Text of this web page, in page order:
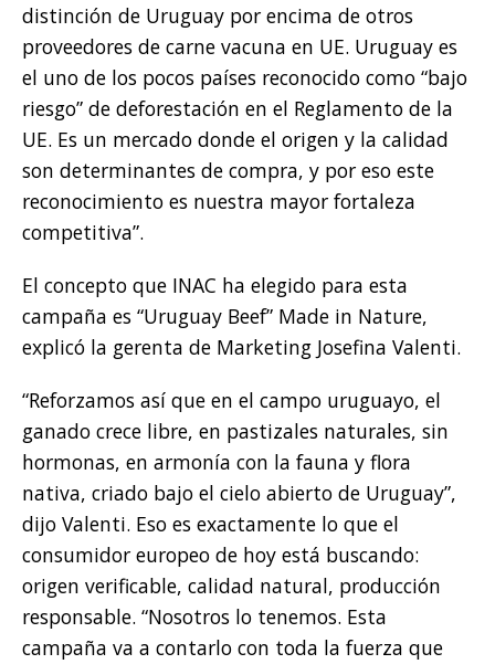
distinción de Uruguay por encima de otros
proveedores de carne vacuna en UE. Uruguay es
el uno de los pocos países reconocido como “bajo
riesgo” de deforestación en el Reglamento de la
UE. Es un mercado donde el origen y la calidad
son determinantes de compra, y por eso este
reconocimiento es nuestra mayor fortaleza
competitiva”.
El concepto que INAC ha elegido para esta
campaña es “Uruguay Beef” Made in Nature,
explicó la gerenta de Marketing Josefina Valenti.
“Reforzamos así que en el campo uruguayo, el
ganado crece libre, en pastizales naturales, sin
hormonas, en armonía con la fauna y flora
nativa, criado bajo el cielo abierto de Uruguay”,
dijo Valenti. Eso es exactamente lo que el
consumidor europeo de hoy está buscando:
origen verificable, calidad natural, producción
responsable. “Nosotros lo tenemos. Esta
campaña va a contarlo con toda la fuerza que